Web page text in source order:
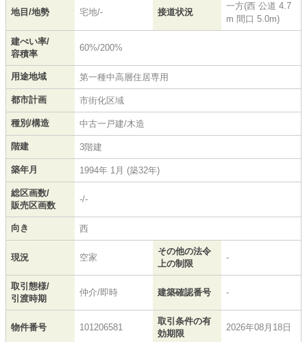
地目/地勢 宅地/- 接道状況
一方(西 公道 4.7
m 間口 5.0m)
建ぺい率/
容積率
60%/200%
用途地域 第一種中高層住居専用
都市計画 市街化区域
種別/構造 中古一戸建/木造
階建 3階建
築年月 1994年 1月 (築32年)
総区画数/
販売区画数
-/-
向き 西
現況 空家
その他の法令
上の制限
-
取引態様/
引渡時期
仲介/即時 建築確認番号 -
物件番号 101206581
取引条件の有
効期限
2026年08月18日